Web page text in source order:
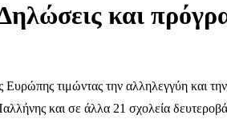
και
τιμώντας την αλληλεγγύη και
και σε άλλα 21 σχολεία